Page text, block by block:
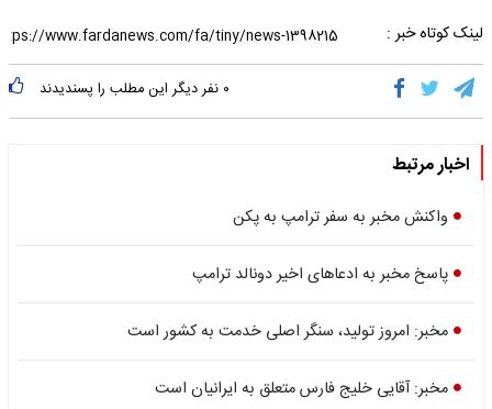
لینک کوتاه خبر :
۰ نفر دیگر این مطلب را پسندیدند
اخبار مرتبط
واکنش مخبر به سفر ترامپ به پکن
پاسخ مخبر به ادعاهای اخیر دونالد ترامپ
مخبر: امروز تولید، سنگر اصلی خدمت به کشور است
مخبر: آقایی خلیج فارس متعلق به ایرانیان است